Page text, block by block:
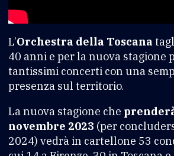
L’Orchestra della Toscana
40 anni e per la nuova stagione
tantissimi concerti con una
presenza sul territorio.
La nuova stagione che
novembre 2023 (per
2024) vedrà in cartellone 53